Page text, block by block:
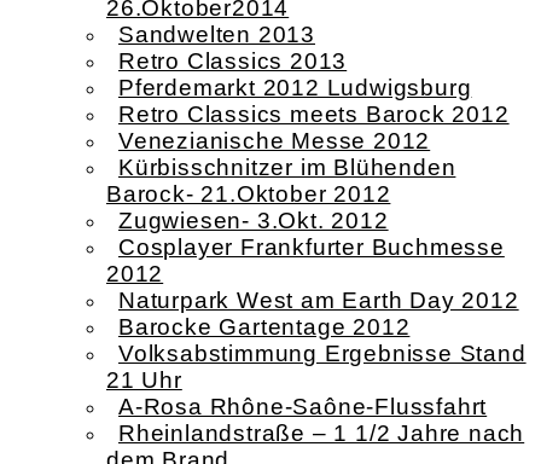
26.Oktober2014
Sandwelten 2013
Retro Classics 2013
Pferdemarkt 2012 Ludwigsburg
Retro Classics meets Barock 2012
Venezianische Messe 2012
Kürbisschnitzer im Blühenden
Barock- 21.Oktober 2012
Zugwiesen- 3.Okt. 2012
Cosplayer Frankfurter Buchmesse
2012
Naturpark West am Earth Day 2012
Barocke Gartentage 2012
Volksabstimmung Ergebnisse Stand
21 Uhr
A-Rosa Rhône-Saône-Flussfahrt
Rheinlandstraße – 1 1/2 Jahre nach